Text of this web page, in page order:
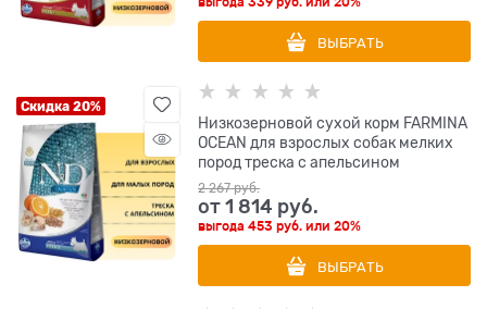
ВЫБРАТЬ
Скидка 20%
Низкозерновой cухой корм FARMINA
OCEAN для взрослых собак мелких
пород треска с апельсином
2 267 руб.
от1 814 руб.
выгода453 руб. или20%
ВЫБРАТЬ